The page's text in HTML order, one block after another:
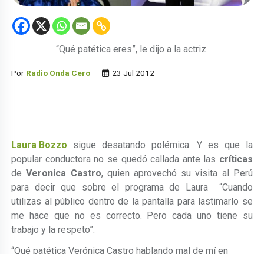
“Qué patética eres”, le dijo a la actriz.
Por Radio Onda Cero 23 Jul 2012
Laura Bozzo sigue desatando polémica. Y es que la
popular conductora no se quedó callada ante las críticas
deVeronica Castro, quien aprovechó su visita al Perú
para decir que sobre el programa de Laura “Cuando
utilizas al público dentro de la pantalla para lastimarlo se
me hace que no es correcto. Pero cada uno tiene su
trabajo y la respeto”.
“Qué patética Verónica Castro hablando mal de mí en